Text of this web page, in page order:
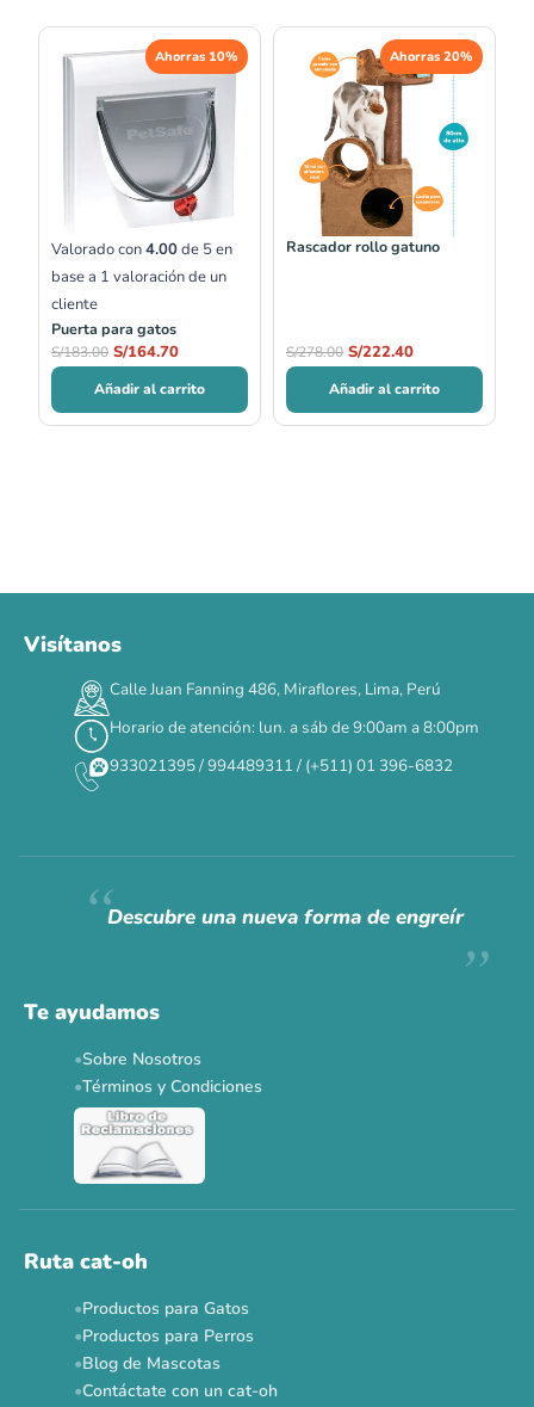
Ahorras 10%
Valorado con4.00de 5 en
base a 1 valoración de un
cliente
Puerta para gatos
S/183.00
precio
original
S/183.00.
S/164.70
El
precio
actual
es:
S/164.70.
Añadir al carrito
Ahorras 20%
Rascador rollo gatuno
S/278.00
precio
original
era:
S/278.00.
S/222.40
El
precio
actual
S/222.40.
Añadir al carrito
DÍAS HORAS MIN SEG
✕
Siempre fuimosraros.
Ver todas las promos 🐾
Visítanos
Calle Juan Fanning 486, Miraflores, Lima, Perú
Horario de atención: lun. a sáb de 9:00am a 8:00pm
933021395 / 994489311 / (+511) 01 396-6832
Descubre una nueva forma de engreír
Te ayudamos
Sobre Nosotros
Términos y Condiciones
Ruta cat-oh
Productos para Gatos
Productos para Perros
Blog de Mascotas
Contáctate con un cat-oh